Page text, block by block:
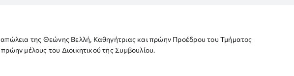
απώλεια της Θεώνης Βελλή, Καθηγήτριας και πρώην Προέδρου του Τμήματος
μέλους του Διοικητικού της Συμβουλίου.